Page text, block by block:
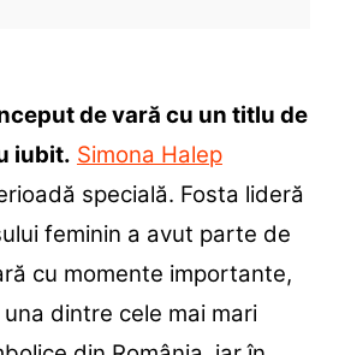
de vară cu un titlu de
iubit. Simona Halep
specială. Fosta lideră
feminin a avut parte de
cu momente importante,
dintre cele mai mari